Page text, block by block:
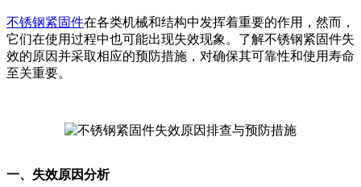
不锈钢紧固件在各类机械和结构中发挥着重要的作用，然而，
它们在使用过程中也可能出现失效现象。了解不锈钢紧固件失
效的原因并采取相应的预防措施，对确保其可靠性和使用寿命
至关重要。
一、失效原因分析